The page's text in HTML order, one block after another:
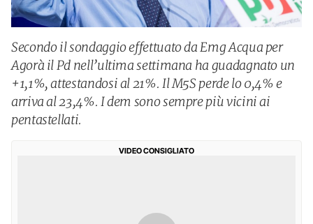
Secondo il sondaggio effettuato da Emg Acqua per
Agorà il Pd nell’ultima settimana ha guadagnato un
+1,1%, attestandosi al 21%. Il M5S perde lo 0,4% e
arriva al 23,4%. I dem sono sempre più vicini ai
pentastellati.
VIDEO CONSIGLIATO